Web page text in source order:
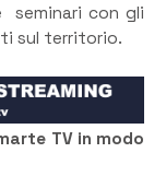
seminari con gli
sul territorio.
TV in modo